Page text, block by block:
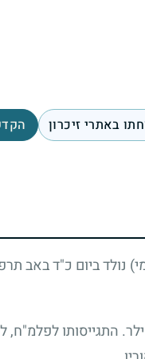
באתרי זיכרון
נולד ביום כ"ד באב
התגייסותו לפלמ"ח,